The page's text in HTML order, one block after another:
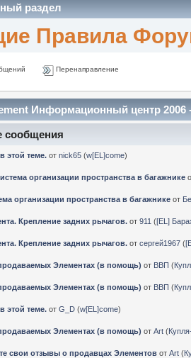
раздел
Правила
Перенаправление
Информационный центр
сообщения
этой теме. отnick65 (w[EL]come)
организации пространства в багажнике
организации пространства в багажнике от
Крепление задних рычагов. от911 ([EL]
Крепление задних рычагов. отсергей1967 (
Элементах (в помощь) от ВВП (
Элементах (в помощь) от ВВП (
этой теме. отG_D (w[EL]come)
Элементах (в помощь) отArt (
свои отзывы о продавцах Элементов отArt (